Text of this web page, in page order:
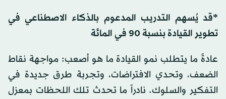
*قد يُسهم التدريب المدعوم بالذكاء الاصطناعي في
تطوير القيادة بنسبة 90 في المائة
عادةً ما يتطلب نمو القيادة ما هو أصعب: مواجهة نقاط
الضعف، وتحدي الافتراضات، وتجربة طرق جديدة في
التفكير والسلوك. نادراً ما تحدث تلك اللحظات بمعزل